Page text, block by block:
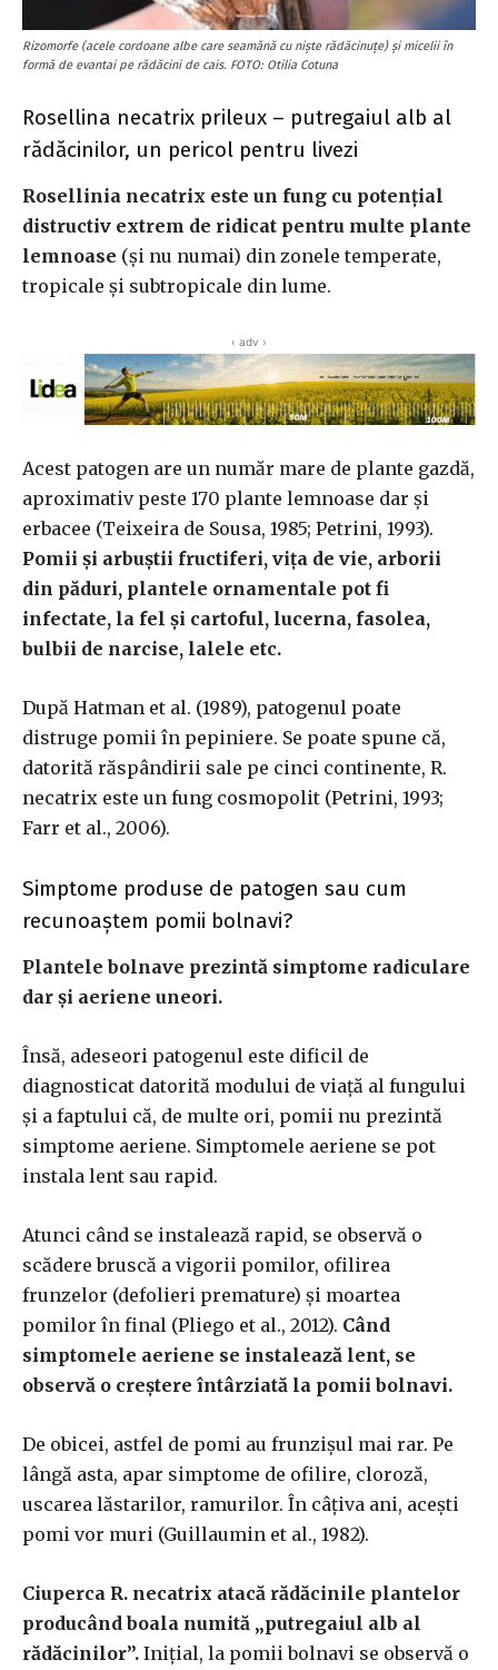
Rizomorfe (acele cordoane albe care seamănă cu niște rădăcinuțe) și micelii în
formă de evantai pe rădăcini de cais. FOTO: Otilia Cotuna
Rosellina necatrix prileux – putregaiul alb al
rădăcinilor, un pericol pentru livezi
Rosellinia necatrix este un fung cu potențial
distructiv extrem de ridicat pentru multe plante
lemnoase (și nu numai) din zonele temperate,
tropicale și subtropicale din lume.
‹ adv ›
Acest patogen are un număr mare de plante gazdă,
aproximativ peste 170 plante lemnoase dar și
erbacee (Teixeira de Sousa, 1985; Petrini, 1993).
Pomii și arbuștii fructiferi, vița de vie, arborii
din păduri, plantele ornamentale pot fi
infectate, la fel și cartoful, lucerna, fasolea,
bulbii de narcise, lalele etc.
După Hatman et al. (1989), patogenul poate
distruge pomii în pepiniere. Se poate spune că,
datorită răspândirii sale pe cinci continente, R.
necatrix este un fung cosmopolit (Petrini, 1993;
Farr et al., 2006).
Simptome produse de patogen sau cum
recunoaștem pomii bolnavi?
Plantele bolnave prezintă simptome radiculare
dar și aeriene uneori.
Însă, adeseori patogenul este dificil de
diagnosticat datorită modului de viață al fungului
și a faptului că, de multe ori, pomii nu prezintă
simptome aeriene. Simptomele aeriene se pot
instala lent sau rapid.
Atunci când se instalează rapid, se observă o
scădere bruscă a vigorii pomilor, ofilirea
frunzelor (defolieri premature) și moartea
pomilor în final (Pliego et al., 2012). Când
simptomele aeriene se instalează lent, se
observă o creștere întârziată la pomii bolnavi.
De obicei, astfel de pomi au frunzișul mai rar. Pe
lângă asta, apar simptome de ofilire, cloroză,
uscarea lăstarilor, ramurilor. În câțiva ani, acești
pomi vor muri (Guillaumin et al., 1982).
Ciuperca R. necatrix atacă rădăcinile plantelor
producând boala numită „putregaiul alb al
rădăcinilor”. Inițial, la pomii bolnavi se observă o